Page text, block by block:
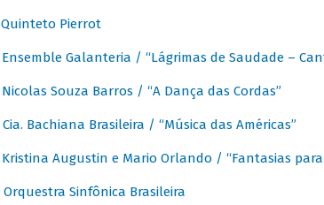
Quinteto Pierrot
Ensemble Galanteria / “Lágrimas de Saudade –
Nicolas Souza Barros / “A Dança das Cordas”
Cia. Bachiana Brasileira / “Música das Américas”
Kristina Augustin e Mario Orlando / “Fantasias para
Orquestra Sinfônica Brasileira